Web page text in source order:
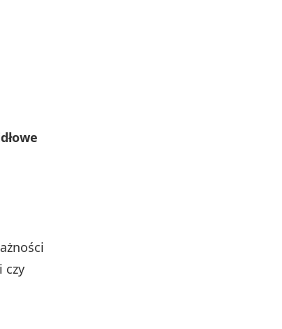
czy